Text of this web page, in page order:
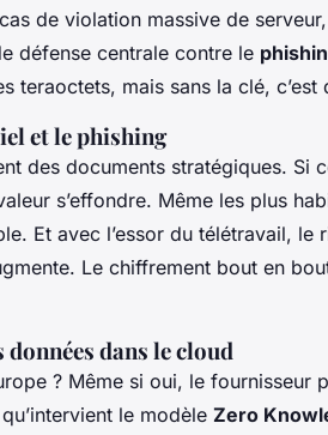
de violation massive de
défense centrale contre le
teraoctets, mais sans la clé, c’est
et le phishing
des documents stratégiques. Si
s’effondre. Même les plus
Et avec l’essor du télétravail, le
Le chiffrement bout en
données dans le cloud
? Même si oui, le fournisseur
le modèle Zero